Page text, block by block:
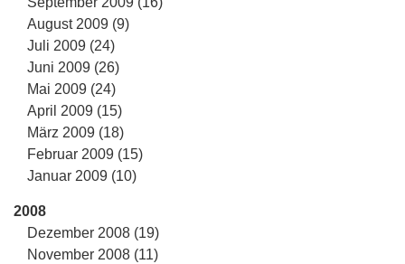
August 2009 (9)
Juli 2009 (24)
Juni 2009 (26)
Mai 2009 (24)
April 2009 (15)
März 2009 (18)
Februar 2009 (15)
Januar 2009 (10)
2008
Dezember 2008 (19)
November 2008 (11)